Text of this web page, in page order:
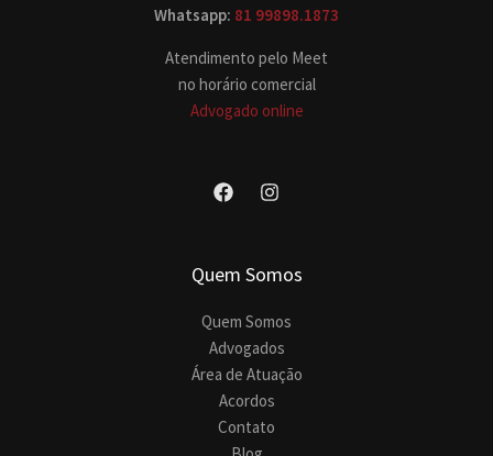
Whatsapp: 81 99898.1873
Atendimento pelo Meet
no horário comercial
Advogado online
Quem Somos
Quem Somos
Advogados
Área de Atuação
Acordos
Contato